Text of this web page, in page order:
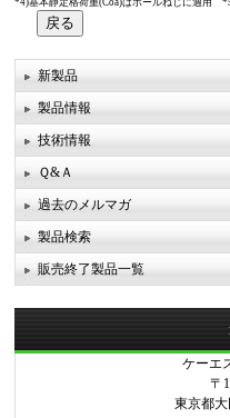
*4)基本静定格荷重(Coa)はボールねじに適用
新製品
製品情報
技術情報
Ｑ&Ａ
過去のメルマガ
製品検索
販売終了製品一覧
ケーエ
〒
東京都大